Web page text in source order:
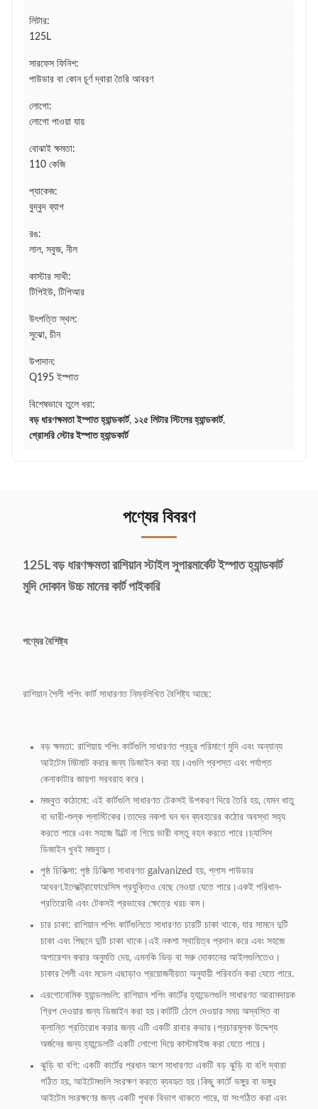
লিটার:
125L
সারফেস ফিনিশ:
পাউডার বা কোন চূর্ণ দ্বারা তৈরি আবরণ
লোগো:
লোগো পাওয়া যায়
বোঝাই ক্ষমতা:
110 কেজি
প্যাকেজ:
বুদ্বুদ ব্যাগ
রঙ:
লাল, সবুজ, নীল
কাস্টার সাথী:
টিপিইউ, টিপিআর
উৎপত্তি স্থল:
সুঝো, চীন
উপাদান:
Q195 ইস্পাত
বিশেষভাবে তুলে ধরা:
বড় ধারণক্ষমতা ইস্পাত হ্যান্ডকার্ট, ১২৫ লিটার স্টিলের হ্যান্ডকার্ট,
গ্রোসরি স্টোর ইস্পাত হ্যান্ডকার্ট
পণ্যের বিবরণ
125L বড় ধারণক্ষমতা রাশিয়ান স্টাইল সুপারমার্কেট ইস্পাত হ্যান্ডকার্ট
মুদি দোকান উচ্চ মানের কার্ট পাইকারি
পণ্যের বৈশিষ্ট্য
রাশিয়ান শৈলী শপিং কার্ট সাধারণত নিম্নলিখিত বৈশিষ্ট্য আছে:
বড় ক্ষমতা: রাশিয়ায় শপিং কার্টগুলি সাধারণত প্রচুর পরিমাণে মুদি এবং অন্যান্য
আইটেম মিটমাট করার জন্য ডিজাইন করা হয়।এগুলি প্রশস্ত এবং পর্যাপ্ত
কেনাকাটার জায়গা সরবরাহ করে।
মজবুত কাঠামো: এই কার্টগুলি সাধারণত টেকসই উপকরণ দিয়ে তৈরি হয়, যেমন ধাতু
বা ভারী-শুল্ক প্লাস্টিকের।তাদের নকশা ঘন ঘন ব্যবহারের কঠোর অবস্থা সহ্য
করতে পারে এবং সহজে উল্টে না গিয়ে ভারী বস্তু বহন করতে পারে।চ্যাসিস
ডিজাইন খুবই মজবুত।
পৃষ্ঠ চিকিত্সা: পৃষ্ঠ চিকিত্সা সাধারণত galvanized হয়, প্লাস পাউডার
আবরণ.ইলেক্ট্রোফোরেসিস প্রযুক্তিও বেছে নেওয়া যেতে পারে।একই পরিধান-
প্রতিরোধী এবং টেকসই প্রভাবের ক্ষেত্রে খরচ কম।
চার চাকা: রাশিয়ান শপিং কার্টগুলিতে সাধারণত চারটি চাকা থাকে, যার সামনে দুটি
চাকা এবং পিছনে দুটি চাকা থাকে।এই নকশা স্থায়িত্ব প্রদান করে এবং সহজে
অপারেশন করার অনুমতি দেয়, এমনকি ভিড় বা সরু দোকানের আইলগুলিতেও।
চাকার শৈলী এবং মডেল এছাড়াও প্রয়োজনীয়তা অনুযায়ী পরিবর্তন করা যেতে পারে.
এরগোনোমিক হ্যান্ডলগুলি: রাশিয়ান শপিং কার্টের হ্যান্ডেলগুলি সাধারণত আরামদায়ক
গ্রিপ দেওয়ার জন্য ডিজাইন করা হয়।কার্টটি ঠেলে দেওয়ার সময় অস্বস্তি বা
ক্লান্তি প্রতিরোধ করার জন্য এটি একটি রাবার কভার।প্রচারমূলক উদ্দেশ্য
অর্জনের জন্য হ্যান্ডেলটি একটি লোগো দিয়ে কাস্টমাইজ করা যেতে পারে।
ঝুড়ি বা বগি: একটি কার্টের প্রধান অংশ সাধারণত একটি বড় ঝুড়ি বা বগি দ্বারা
গঠিত হয়, আইটেমগুলি সংরক্ষণ করতে ব্যবহৃত হয়।কিছু কার্টে ভঙ্গুর বা ভঙ্গুর
আইটেম সংরক্ষণের জন্য একটি পৃথক বিভাগ থাকতে পারে, যা সংগঠিত করা এবং